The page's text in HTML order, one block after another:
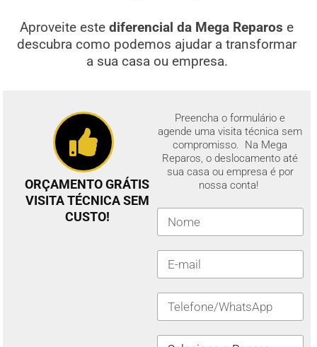
Aproveite estediferencial da Mega Reparos e
descubra como podemos ajudar a transformar
a sua casa ou empresa.
ORÇAMENTO GRÁTIS
VISITA TÉCNICA SEM
CUSTO!
Preencha o formulário e
agende uma visita técnica sem
compromisso. Na Mega
Reparos, o deslocamento até
sua casa ou empresa é por
nossa conta!